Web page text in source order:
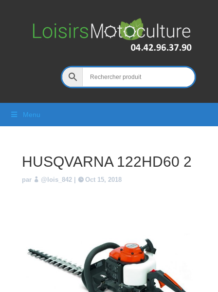
Menu
HUSQVARNA 122HD60 2
par @lois_842| Oct 15, 2018